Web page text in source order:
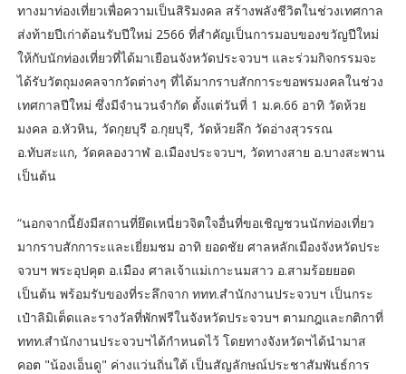
ทางมาท่องเที่ยวเพื่อความเป็นสิริมงคล สร้างพลังชีวิตในช่วงเทศกาล
ส่งท้ายปีเก่าต้อนรับปีใหม่ 2566 ที่สำคัญเป็นการมอบของขวัญปีใหม่
ให้กับนักท่องเที่ยวที่ได้มาเยือนจังหวัดประจวบฯ และร่วมกิจกรรมจะ
ได้รับวัตถุมงคลจากวัดต่างๆ ที่ได้มากราบสักการะขอพรมงคลในช่วง
เทศกาลปีใหม่ ซึ่งมีจำนวนจำกัด ตั้งแต่วันที่ 1 ม.ค.66 อาทิ วัดห้วย
มงคล อ.หัวหิน, วัดกุยบุรี อ.กุยบุรี, วัดห้วยลึก วัดอ่างสุวรรณ
อ.ทับสะแก, วัดคลองวาฬ อ.เมืองประจวบฯ, วัดทางสาย อ.บางสะพาน
เป็นต้น
“นอกจากนี้ยังมีสถานที่ยึดเหนี่ยวจิตใจอื่นที่ขอเชิญชวนนักท่องเที่ยว
มากราบสักการะและเยี่ยมชม อาทิ ยอดชัย ศาลหลักเมืองจังหวัดประ
จวบฯ พระอุปคุต อ.เมือง ศาลเจ้าแม่เกาะนมสาว อ.สามร้อยยอด
เป็นต้น พร้อมรับของที่ระลึกจาก ททท.สำนักงานประจวบฯ เป็นกระ
เป๋าลิมิเต็ดและรางวัลที่พักฟรีในจังหวัดประจวบฯ ตามกฎและกติกาที่
ททท.สำนักงานประจวบฯได้กำหนดไว้ โดยทางจังหวัดฯได้นำมาส
คอต "น้องเอ็นดู" ค่างแว่นถิ่นใต้ เป็นสัญลักษณ์ประชาสัมพันธ์การ